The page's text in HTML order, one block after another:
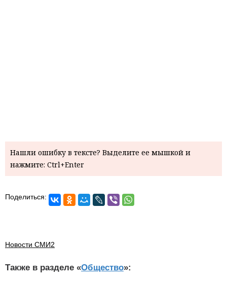
Нашли ошибку в тексте? Выделите ее мышкой и
нажмите: Ctrl+Enter
Поделиться:
Новости СМИ2
Также в разделе «Общество»: